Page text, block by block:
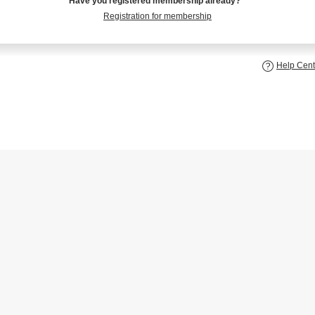
Registration for membership
Help